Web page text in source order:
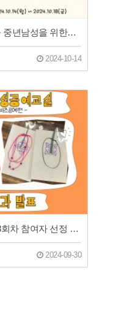
2024 하반기 1인가구 중년남성을 위한영양교육
2024-10-14
2024 여성공예교실 3회차 참여자 선정 결과
2024-09-30